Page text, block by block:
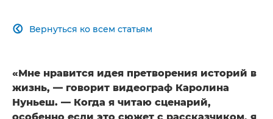
Вернуться ко всем статьям

«Мне нравится идея претворения историй в
жизнь, — говорит видеограф Каролина
Нуньеш. — Когда я читаю сценарий,
особенно если это сюжет с рассказчиком, я